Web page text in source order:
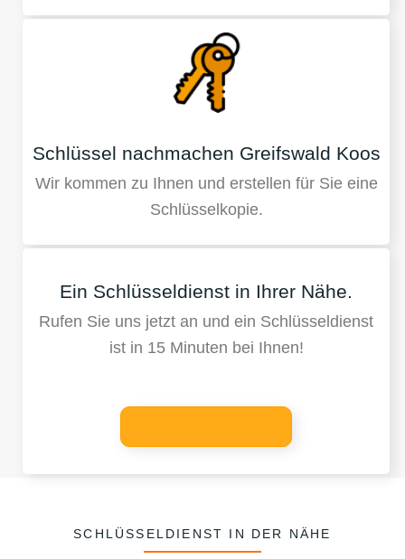
Schlüssel nachmachen Greifswald Koos
Wir kommen zu Ihnen und erstellen für Sie eine
Schlüsselkopie.
Ein Schlüsseldienst in Ihrer Nähe.
Rufen Sie uns jetzt an und ein Schlüsseldienst
ist in 15 Minuten bei Ihnen!
SCHLÜSSELDIENST IN DER NÄHE